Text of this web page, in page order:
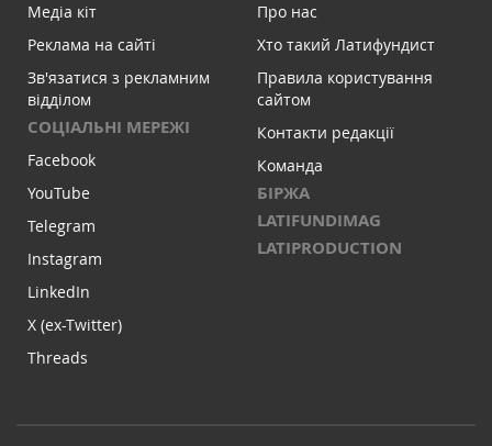
Медіа кіт
Реклама на сайті
Зв'язатися з рекламним
відділом
СОЦІАЛЬНІ МЕРЕЖІ
Facebook
YouTube
Telegram
Instagram
LinkedIn
X (ex-Twitter)
Threads
Про нас
Хто такий Латифундист
Правила користування
сайтом
Контакти редакції
Команда
БІРЖА
LATIFUNDIMAG
LATIPRODUCTION